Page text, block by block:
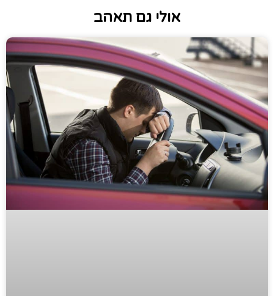
אולי גם תאהב